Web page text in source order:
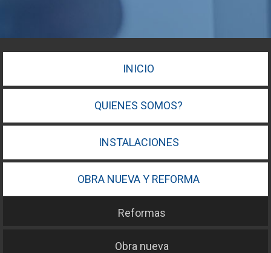
INICIO
QUIENES SOMOS?
INSTALACIONES
OBRA NUEVA Y REFORMA
Reformas
Obra nueva